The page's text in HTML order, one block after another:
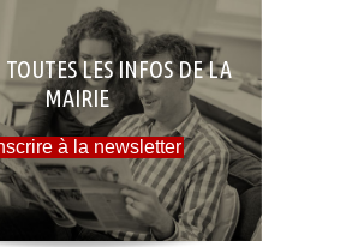
TOUTES LES INFOS DE LA
MAIRIE
à la newsletter